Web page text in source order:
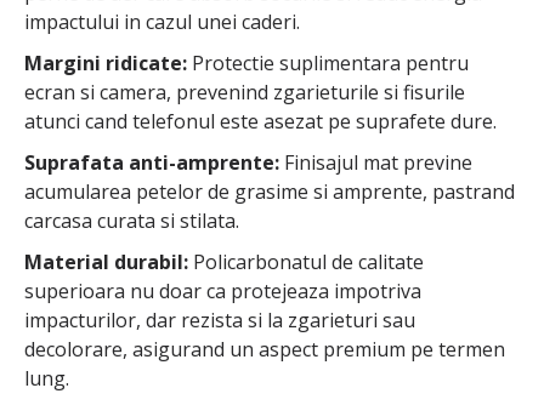
impactului in cazul unei caderi.
Margini ridicate: Protectie suplimentara pentru
ecran si camera, prevenind zgarieturile si fisurile
atunci cand telefonul este asezat pe suprafete dure.
Suprafata anti-amprente: Finisajul mat previne
acumularea petelor de grasime si amprente, pastrand
carcasa curata si stilata.
Material durabil: Policarbonatul de calitate
superioara nu doar ca protejeaza impotriva
impacturilor, dar rezista si la zgarieturi sau
decolorare, asigurand un aspect premium pe termen
lung.